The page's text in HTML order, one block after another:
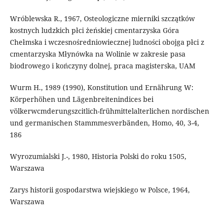
Wróblewska R., 1967, Osteologiczne mierniki szczątków
kostnych ludzkich płci żeńskiej cmentarzyska Góra
Chełmska i wczesnośredniowiecznej ludności obojga płci z
cmentarzyska Młynówka na Wolinie w zakresie pasa
biodrowego i kończyny dolnej, praca magisterska, UAM
Wurm H., 1989 (1990), Konstitution und Ernährung W:
Körperhöhen und Lägenbreitenindices bei
völkerwcmderungszcitlich-frühmittelalterlichen nordischen
und germanischen Stammmesverbänden, Homo, 40, 3-4,
186
Wyrozumialski J.-, 1980, Historia Polski do roku 1505,
Warszawa
Zarys historii gospodarstwa wiejskiego w Polsce, 1964,
Warszawa